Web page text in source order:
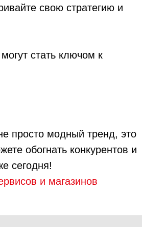
свою стратегию и
стать ключом к
просто модный тренд, это
обогнать конкурентов и
сегодня!
и магазинов